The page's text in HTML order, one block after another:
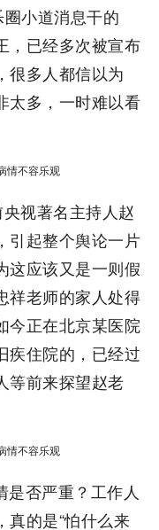
小道消息干的
，已经多次被宣布
很多人都信以为
太多，一时难以看
视著名主持人赵
引起整个舆论一片
这应该又是一则假
祥老师的家人处得
今正在北京某医院
疾住院的，已经过
等前来探望赵老
是否严重？工作人
真的是“怕什么来